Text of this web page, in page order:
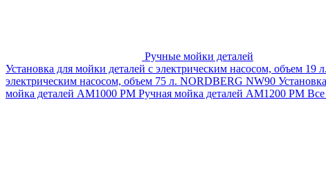
Ручные мойки деталей
Установка для мойки деталей с электрическим насосом, объем 19
электрическим насосом, объем 75 л. NORDBERG NW90
мойка деталей АМ1000 РМ Ручная мойка деталей АМ1200 РМ Все